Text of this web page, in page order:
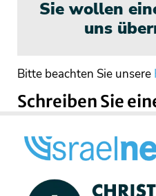
Sie wollen
uns
Bitte beachten Sie unsere
Schreiben Sie